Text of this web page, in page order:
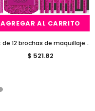
AGREGAR AL CARRITO
Set de 12 brochas de maquillaje Pink Leopard con 1 borla para polvos
$ 521.82